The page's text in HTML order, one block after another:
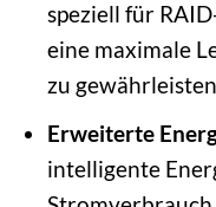
speziell für
eine maximale
zu
Erweiterte
intelligente